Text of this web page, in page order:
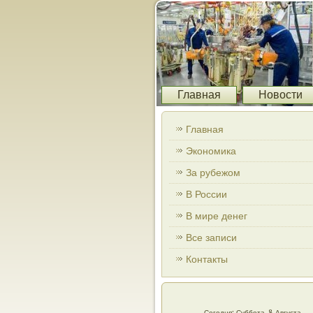
Главная Новости
Главная
Экономика
За рубежом
В России
В мире денег
Все записи
Контакты